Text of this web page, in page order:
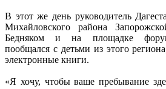
В этот же день руководитель
Михайловского района
Бедняком и на площадке
пообщался с детьми из этого
электронные книги.
«Я хочу, чтобы ваше пребывание